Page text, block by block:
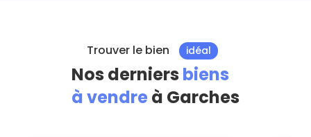
Trouver le bien idéal
Nos derniers biens
à vendre à Garches